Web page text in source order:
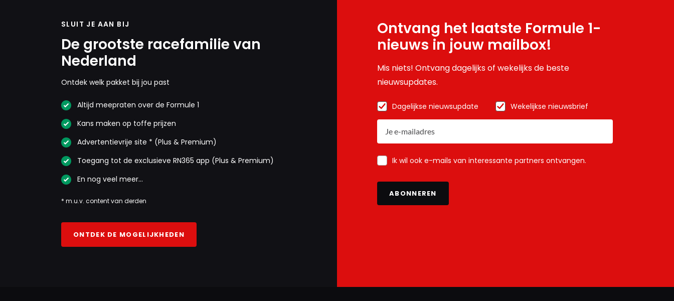
SLUIT JE AAN BIJ
De grootste racefamilie van
Nederland
Ontdek welk pakket bij jou past
Altijd meepraten over de Formule 1
Kans maken op toffe prijzen
Advertentievrije site * (Plus & Premium)
Toegang tot de exclusieve RN365 app (Plus & Premium)
En nog veel meer…
* m.u.v. content van derden
ONTDEK DE MOGELIJKHEDEN
Ontvang het laatste Formule 1-
nieuws in jouw mailbox!
Mis niets! Ontvang dagelijks of wekelijks de beste
nieuwsupdates.
Dagelijkse nieuwsupdate Wekelijkse nieuwsbrief
Ik wil ook e-mails van interessante partners ontvangen.
ABONNEREN